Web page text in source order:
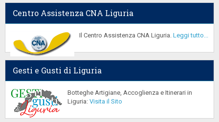
Centro Assistenza CNA Liguria
Il Centro Assistenza CNA Liguria. Leggi tutto...
Gesti e Gusti di Liguria
Botteghe Artigiane, Accoglienza e Itinerari in
Liguria: Visita il Sito